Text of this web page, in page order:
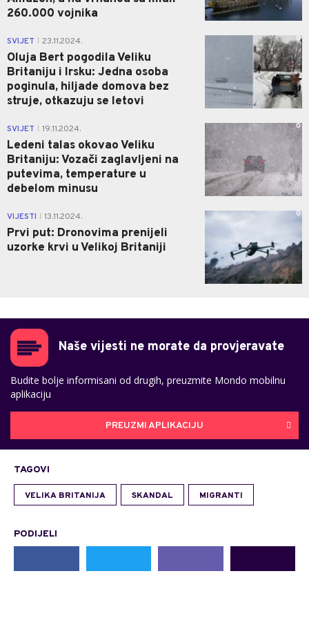
260.000 vojnika
SVIJET 23.11.2024.
Oluja Bert pogodila Veliku
Britaniju i Irsku: Jedna osoba
poginula, hiljade domova bez
struje, otkazuju se letovi
0
SVIJET 19.11.2024.
Ledeni talas okovao Veliku
Britaniju: Vozači zaglavljeni na
putevima, temperature u
debelom minusu
0
VIJESTI 13.11.2024.
Prvi put: Dronovima prenijeli
uzorke krvi u Velikoj Britaniji
0
Naše vijesti ne morate da provjeravate
Budite bolje informisani od drugih, preuzmite Mondo mobilnu
aplikaciju
PREUZMI APLIKACIJU
TAGOVI
VELIKA BRITANIJA SKANDAL MIGRANTI
PODIJELI